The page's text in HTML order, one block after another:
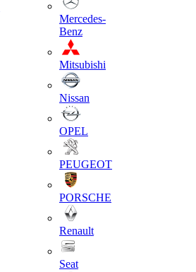
Mercedes-
Benz
Mitsubishi
Nissan
OPEL
PEUGEOT
PORSCHE
Renault
Seat